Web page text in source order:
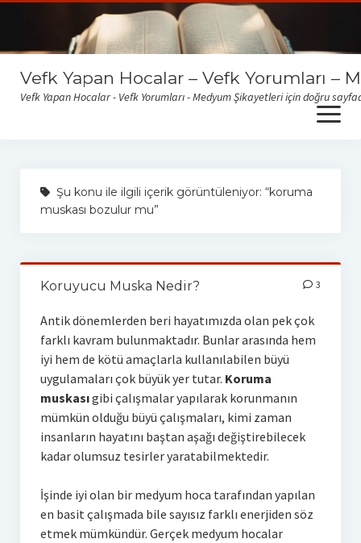
Vefk Yapan Hocalar – Vefk Yorumları –
Vefk Yapan Hocalar - Vefk Yorumları - Medyum Şikayetleri için doğru
open
menu
buraya tıklayabilirsiniz
Şu konu ile ilgili içerik görüntüleniyor: “koruma
muskası bozulur mu”
Koruyucu Muska Nedir? 3
Antik dönemlerden beri hayatımızda olan pek çok
farklı kavram bulunmaktadır. Bunlar arasında hem
iyi hem de kötü amaçlarla kullanılabilen büyü
uygulamaları çok büyük yer tutar. Koruma
muskasıgibi çalışmalar yapılarak korunmanın
mümkün olduğu büyü çalışmaları, kimi zaman
insanların hayatını baştan aşağı değiştirebilecek
kadar olumsuz tesirler yaratabilmektedir.
İşinde iyi olan bir medyum hoca tarafından yapılan
en basit çalışmada bile sayısız farklı enerjiden söz
etmek mümkündür. Gerçek medyum hocalar